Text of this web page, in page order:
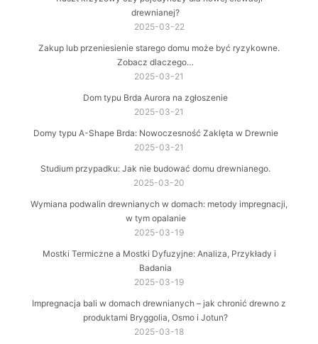
drewnianej?
2025-03-22
Zakup lub przeniesienie starego domu może być ryzykowne.
Zobacz dlaczego…
2025-03-21
Dom typu Brda Aurora na zgłoszenie
2025-03-21
Domy typu A-Shape Brda: Nowoczesność Zaklęta w Drewnie
2025-03-21
Studium przypadku: Jak nie budować domu drewnianego.
2025-03-20
Wymiana podwalin drewnianych w domach: metody impregnacji,
w tym opalanie
2025-03-19
Mostki Termiczne a Mostki Dyfuzyjne: Analiza, Przykłady i
Badania
2025-03-19
Impregnacja bali w domach drewnianych – jak chronić drewno z
produktami Bryggolia, Osmo i Jotun?
2025-03-18